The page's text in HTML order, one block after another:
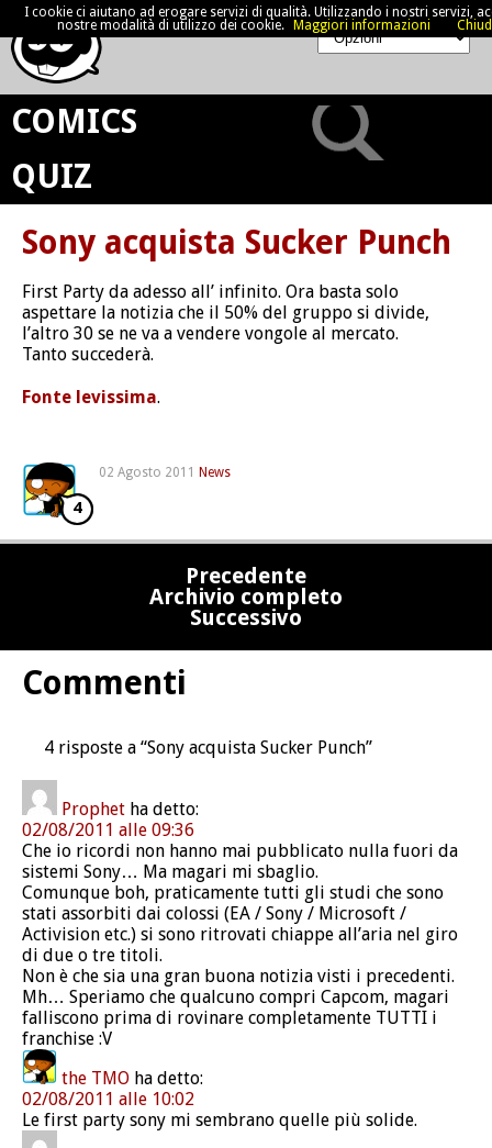
COMICS
QUIZ
Sony acquista Sucker Punch
First Party da adesso all’ infinito. Ora basta solo
aspettare la notizia che il 50% del gruppo si divide,
l’altro 30 se ne va a vendere vongole al mercato.
Tanto succederà.
Fonte levissima.
02 Agosto 2011 News
4
Precedente
Archivio completo
Successivo
Commenti
4 risposte a “Sony acquista Sucker Punch”
Prophet ha detto:
02/08/2011 alle 09:36
Che io ricordi non hanno mai pubblicato nulla fuori da
sistemi Sony… Ma magari mi sbaglio.
Comunque boh, praticamente tutti gli studi che sono
stati assorbiti dai colossi (EA / Sony / Microsoft /
Activision etc.) si sono ritrovati chiappe all’aria nel giro
di due o tre titoli.
Non è che sia una gran buona notizia visti i precedenti.
Mh… Speriamo che qualcuno compri Capcom, magari
falliscono prima di rovinare completamente TUTTI i
franchise :V
the TMO ha detto:
02/08/2011 alle 10:02
Le first party sony mi sembrano quelle più solide.
I cookie ci aiutano ad erogare servizi di qualità. Utilizzando i nostri servizi,
nostre modalità di utilizzo dei cookie.
Maggiori informazioni